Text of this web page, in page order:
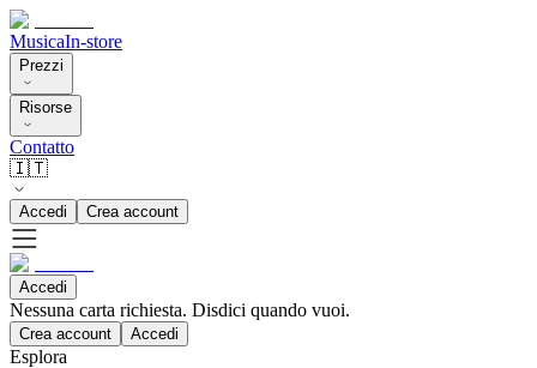
MusicaIn-store
Prezzi
Risorse
Contatto
🇮🇹
Accedi Crea account
Accedi
Nessuna carta richiesta. Disdici quando vuoi.
Crea account Accedi
Esplora